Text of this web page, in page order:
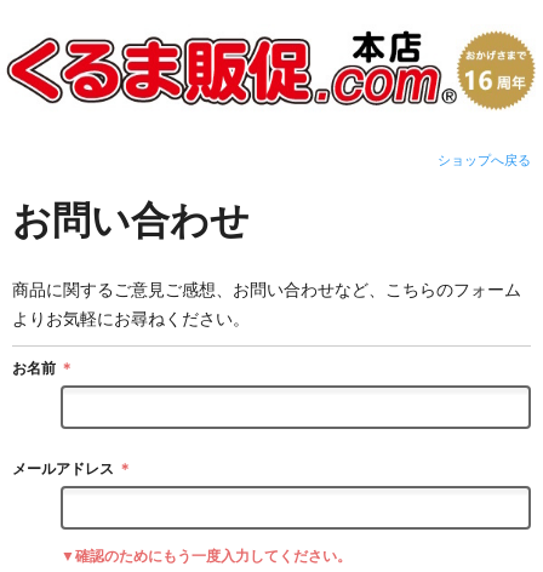
ショップへ戻る
お問い合わせ
商品に関するご意見ご感想、お問い合わせなど、こちらのフォーム
よりお気軽にお尋ねください。
お名前 ＊
メールアドレス ＊
▼確認のためにもう一度入力してください。